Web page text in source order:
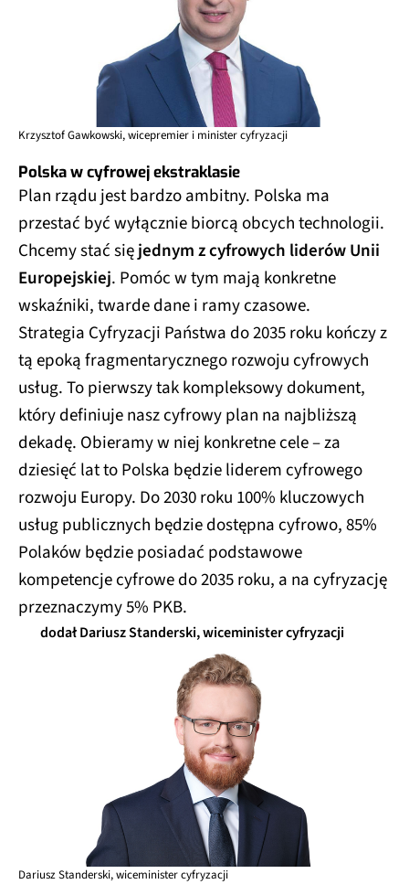
Krzysztof Gawkowski, wicepremier i minister cyfryzacji
Polska w cyfrowej ekstraklasie
Plan rządu jest bardzo ambitny. Polska ma
przestać być wyłącznie biorcą obcych technologii.
Chcemy stać sięjednym z cyfrowych liderów Unii
Europejskiej. Pomóc w tym mają konkretne
wskaźniki, twarde dane i ramy czasowe.
Strategia Cyfryzacji Państwa do 2035 roku kończy z
tą epoką fragmentarycznego rozwoju cyfrowych
usług. To pierwszy tak kompleksowy dokument,
który definiuje nasz cyfrowy plan na najbliższą
dekadę. Obieramy w niej konkretne cele – za
dziesięć lat to Polska będzie liderem cyfrowego
rozwoju Europy. Do 2030 roku 100% kluczowych
usług publicznych będzie dostępna cyfrowo, 85%
Polaków będzie posiadać podstawowe
kompetencje cyfrowe do 2035 roku, a na cyfryzację
przeznaczymy 5% PKB.
dodał Dariusz Standerski, wiceminister cyfryzacji
Dariusz Standerski, wiceminister cyfryzacji